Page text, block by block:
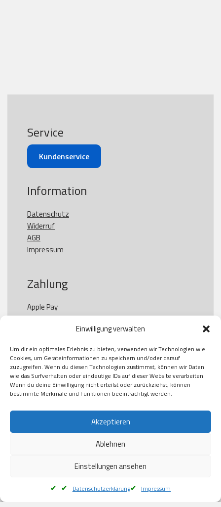
Einwilligung verwalten
Um dir ein optimales Erlebnis zu bieten, verwenden wir Technologien wie
Cookies, um Geräteinformationen zu speichern und/oder darauf
zuzugreifen. Wenn du diesen Technologien zustimmst, können wir Daten
wie das Surfverhalten oder eindeutige IDs auf dieser Website verarbeiten.
Wenn du deine Einwilligung nicht erteilst oder zurückziehst, können
bestimmte Merkmale und Funktionen beeinträchtigt werden.
Akzeptieren
Ablehnen
Einstellungen ansehen
Datenschutzerklärung Impressum
Service
Kundenservice
Information
Datenschutz
Widerruf
AGB
Impressum
Zahlung
Apple Pay
Paypal
Kauf auf Rechung
Klarna
American Express